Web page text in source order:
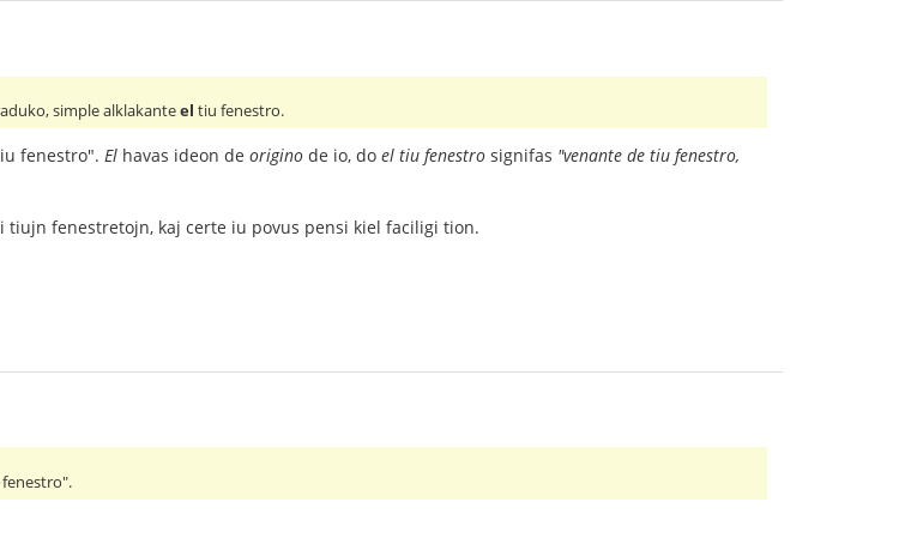
simple alklakanteel tiu fenestro.
fenestro". El havas ideon de origino de io, do el tiu fenestro signifas "venante de tiu fenestro,
tiujn fenestretojn, kaj certe iu povus pensi kiel faciligi tion.